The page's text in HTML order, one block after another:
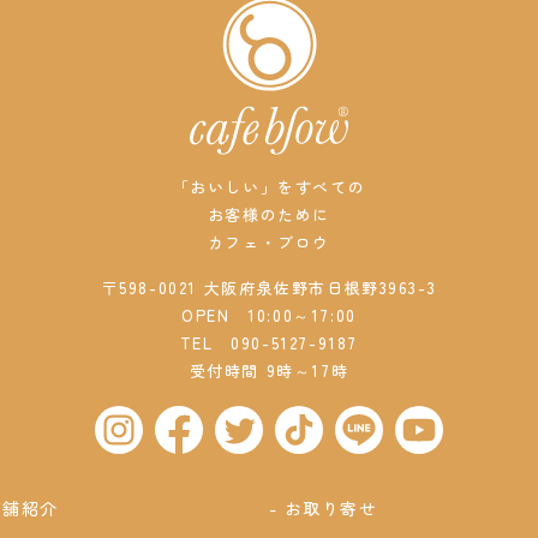
「おいしい」をすべての
お客様のために
カフェ・ブロウ
〒598-0021 大阪府泉佐野市日根野3963-3
OPEN 10:00～17:00
TEL090-5127-9187
受付時間 9時～17時
紹介
お取り寄せ